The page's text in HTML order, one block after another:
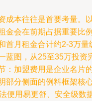
成本往往是首要考量
金会在前期占据重要
首月租金合计约2-3万
蓝图，从25至35万投
：加盟费用是企业名
部分侧面的例料框架
便用易更舒、安全级